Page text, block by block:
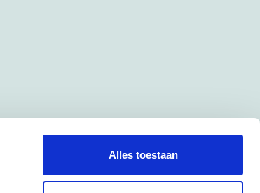
Alles toestaan